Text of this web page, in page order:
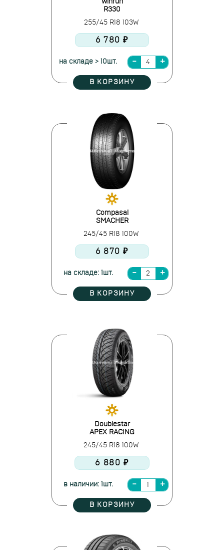
Winrun
R330
255/45 R18 103W
6 780 ₽
на складе > 10шт.
В КОРЗИНУ
Compasal
SMACHER
245/45 R18 100W
6 870 ₽
на складе: 1шт.
В КОРЗИНУ
Doublestar
APEX RACING
245/45 R18 100W
6 880 ₽
в наличии: 1шт.
В КОРЗИНУ